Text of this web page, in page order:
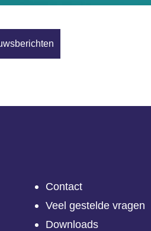
Contact
Veel gestelde vragen
Downloads